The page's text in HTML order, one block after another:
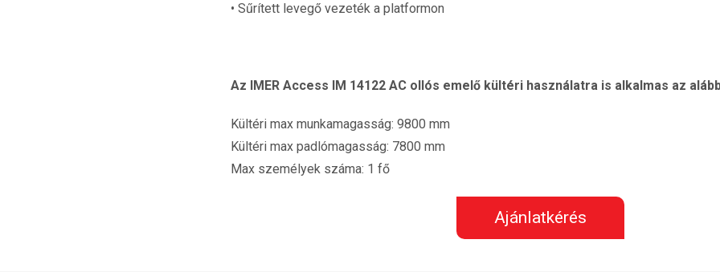
• Sűrített levegő vezeték a platformon
Az IMER Access IM 14122 AC ollós emelő kültéri használatra is alkalmas az
Kültéri max munkamagasság: 9800 mm
Kültéri max padlómagasság: 7800 mm
Max személyek száma: 1 fő
Ajánlatkérés